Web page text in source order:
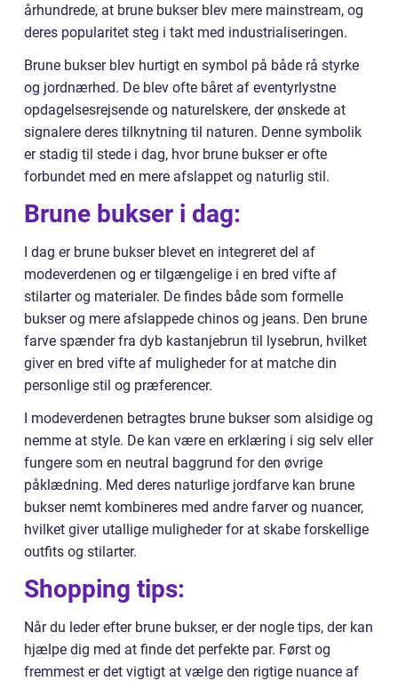
århundrede, at brune bukser blev mere mainstream, og
deres popularitet steg i takt med industrialiseringen.
Brune bukser blev hurtigt en symbol på både rå styrke
og jordnærhed. De blev ofte båret af eventyrlystne
opdagelsesrejsende og naturelskere, der ønskede at
signalere deres tilknytning til naturen. Denne symbolik
er stadig til stede i dag, hvor brune bukser er ofte
forbundet med en mere afslappet og naturlig stil.
Brune bukser i dag:
I dag er brune bukser blevet en integreret del af
modeverdenen og er tilgængelige i en bred vifte af
stilarter og materialer. De findes både som formelle
bukser og mere afslappede chinos og jeans. Den brune
farve spænder fra dyb kastanjebrun til lysebrun, hvilket
giver en bred vifte af muligheder for at matche din
personlige stil og præferencer.
I modeverdenen betragtes brune bukser som alsidige og
nemme at style. De kan være en erklæring i sig selv eller
fungere som en neutral baggrund for den øvrige
påklædning. Med deres naturlige jordfarve kan brune
bukser nemt kombineres med andre farver og nuancer,
hvilket giver utallige muligheder for at skabe forskellige
outfits og stilarter.
Shopping tips:
Når du leder efter brune bukser, er der nogle tips, der kan
hjælpe dig med at finde det perfekte par. Først og
fremmest er det vigtigt at vælge den rigtige nuance af